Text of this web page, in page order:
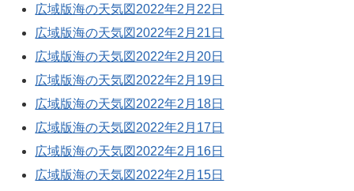
広域版海の天気図2022年2月22日
広域版海の天気図2022年2月21日
広域版海の天気図2022年2月20日
広域版海の天気図2022年2月19日
広域版海の天気図2022年2月18日
広域版海の天気図2022年2月17日
広域版海の天気図2022年2月16日
広域版海の天気図2022年2月15日